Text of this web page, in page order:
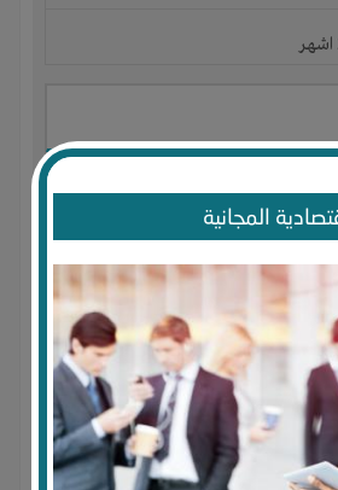
المجانية
-الوقت